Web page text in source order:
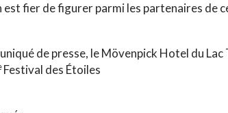
fier de figurer parmi les partenaires de
de presse, le Mövenpick Hotel du Lac
Festival des Étoiles